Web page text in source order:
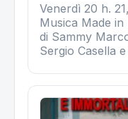
Venerdì 20 h.
Musica Made
di Sammy
Sergio Casella